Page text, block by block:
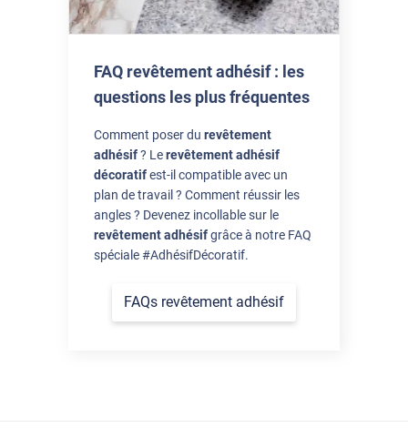
FAQ revêtement adhésif : les
questions les plus fréquentes
Comment poser du revêtement
adhésif? Lerevêtement adhésif
décoratifest-il compatible avec un
plan de travail ? Comment réussir les
angles ? Devenez incollable sur le
revêtement adhésifgrâce à notre FAQ
spéciale #AdhésifDécoratif.
FAQs revêtement adhésif